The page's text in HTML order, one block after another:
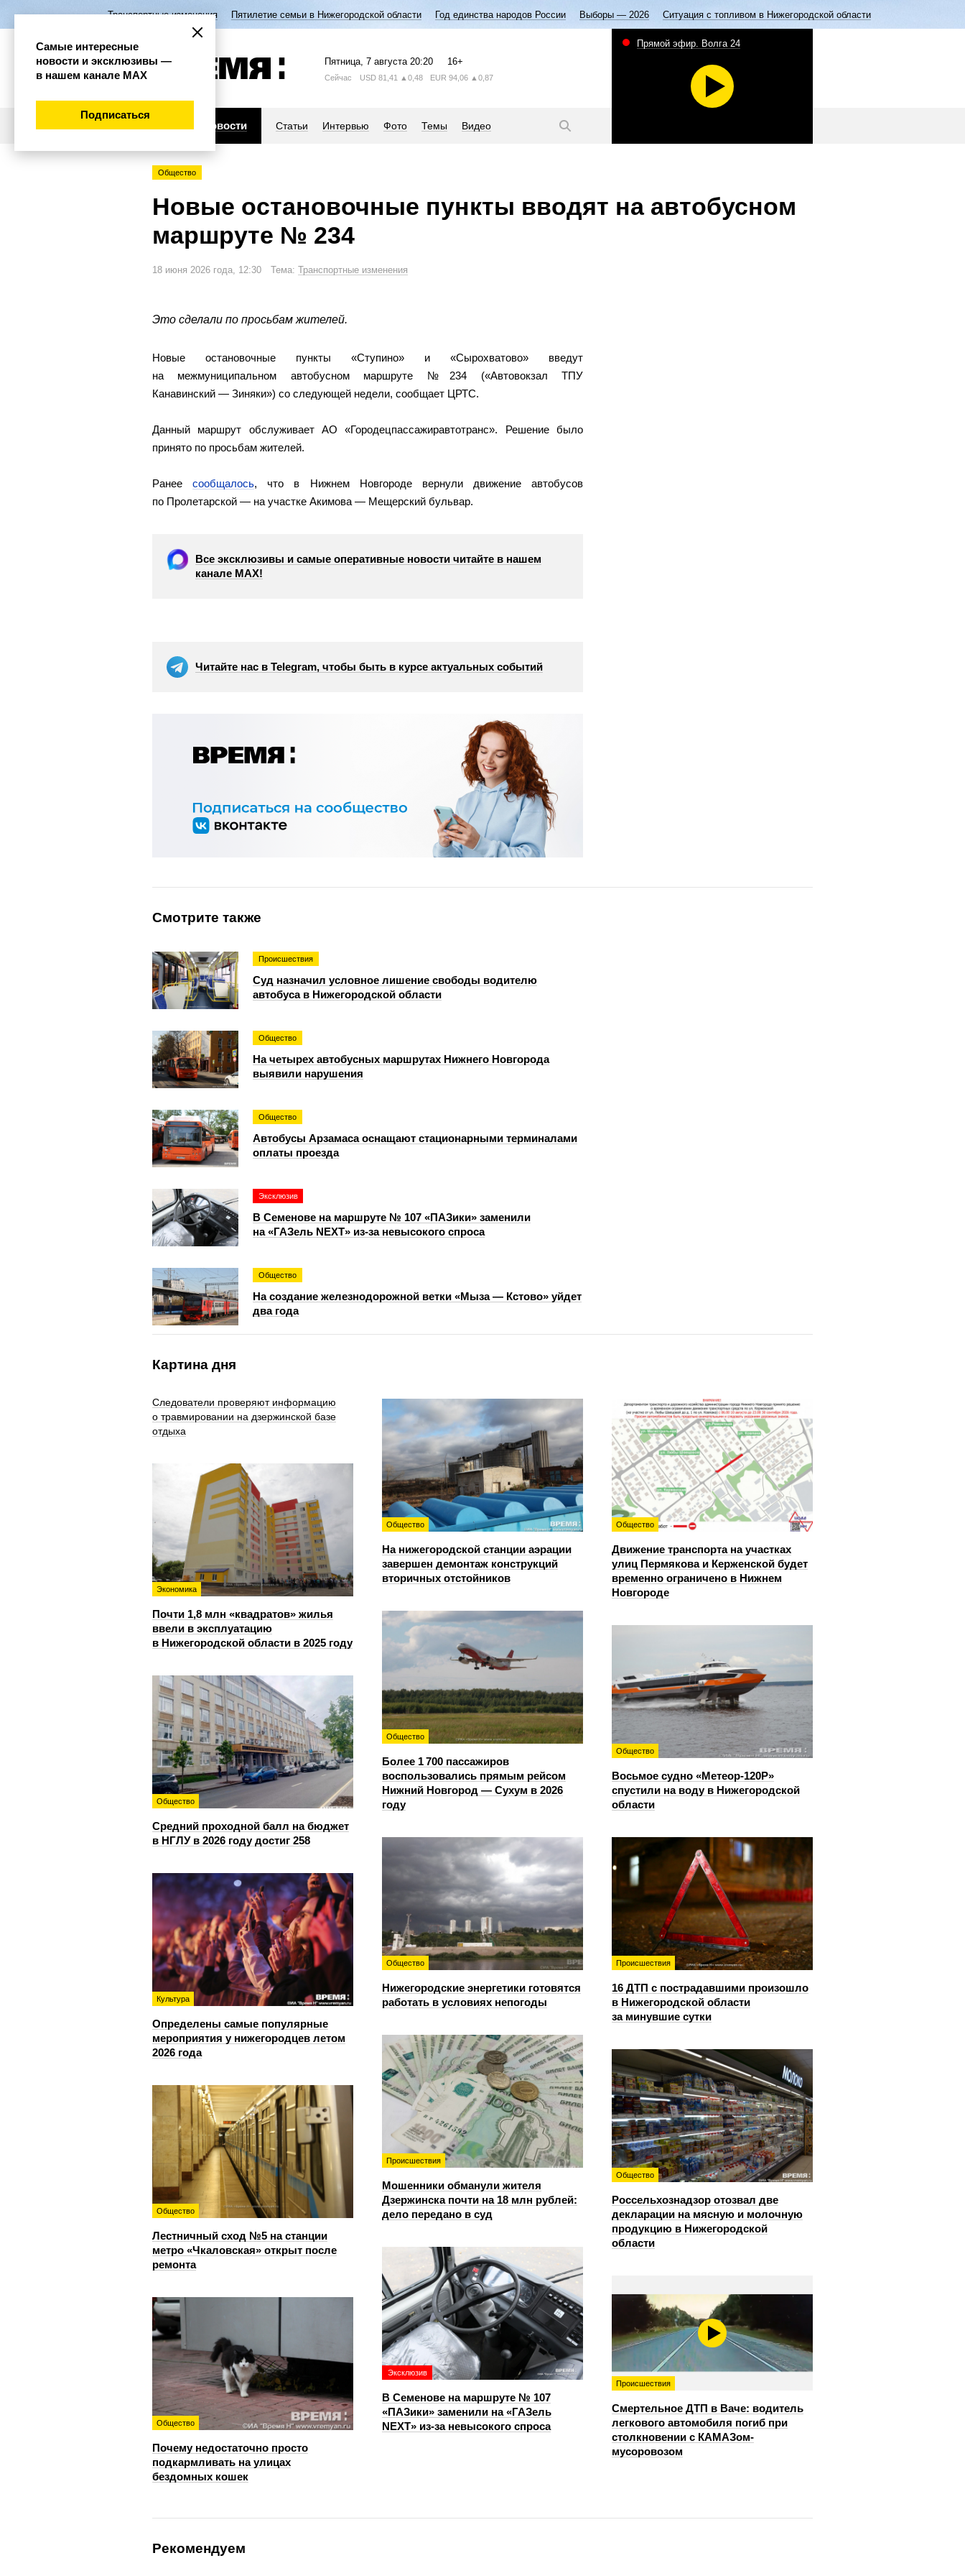
Транспортные изменения Пятилетие семьи в Нижегородской области Год единства народов России Выборы — 2026 Ситуация с топливом в Нижегородской области
Пятница, 7 августа 20:20 16+
Сейчас USD 81,41 ▲0,48 EUR 94,06 ▲0,87
Новости Статьи Интервью Фото Темы Видео
Прямой эфир. Волга 24
Общество
Новые остановочные пункты вводят на автобусном
маршруте № 234
18 июня 2026 года, 12:30 Тема: Транспортные изменения
Это сделали по просьбам жителей.
Новые остановочные пункты «Ступино» и «Сырохватово» введут
на межмуниципальном автобусном маршруте №234 («Автовокзал ТПУ
Канавинский — Зиняки») со следующей недели, сообщает ЦРТС.
Данный маршрут обслуживает АО «Городецпассажиравтотранс». Решение было
принято по просьбам жителей.
Ранеесообщалось, что в Нижнем Новгороде вернули движение автобусов
по Пролетарской — на участке Акимова — Мещерский бульвар.
Все эксклюзивы и самые оперативные новости читайте в нашем
канале МАХ!
Читайте нас в Telegram, чтобы быть в курсе актуальных событий
Смотрите также
Происшествия
Суд назначил условное лишение свободы водителю
автобуса в Нижегородской области
Общество
На четырех автобусных маршрутах Нижнего Новгорода
выявили нарушения
Общество
Автобусы Арзамаса оснащают стационарными терминалами
оплаты проезда
Эксклюзив
В Семенове на маршруте № 107 «ПАЗики» заменили
на «ГАЗель NEXT» из‑за невысокого спроса
Общество
На создание железнодорожной ветки «Мыза — Кстово» уйдет
два года
Картина дня
Следователи проверяют информацию
о травмировании на дзержинской базе
отдыха
Общество
На нижегородской станции аэрации
завершен демонтаж конструкций
вторичных отстойников
Общество
Движение транспорта на участках
улиц Пермякова и Керженской будет
временно ограничено в Нижнем
Новгороде
Экономика
Почти 1,8 млн «квадратов» жилья
ввели в эксплуатацию
в Нижегородской области в 2025 году
Общество
Более 1 700 пассажиров
воспользовались прямым рейсом
Нижний Новгород — Сухум в 2026
году
Общество
Восьмое судно «Метеор-120Р»
спустили на воду в Нижегородской
области
Общество
Средний проходной балл на бюджет
в НГЛУ в 2026 году достиг 258
Общество
Нижегородские энергетики готовятся
работать в условиях непогоды
Происшествия
16 ДТП с пострадавшими произошло
в Нижегородской области
за минувшие сутки
Культура
Определены самые популярные
мероприятия у нижегородцев летом
2026 года
Происшествия
Мошенники обманули жителя
Дзержинска почти на 18 млн рублей:
дело передано в суд
Общество
Россельхознадзор отозвал две
декларации на мясную и молочную
продукцию в Нижегородской
области
Общество
Лестничный сход №5 на станции
метро «Чкаловская» открыт после
ремонта
Эксклюзив
В Семенове на маршруте № 107
«ПАЗики» заменили на «ГАЗель
NEXT» из‑за невысокого спроса
Происшествия
Смертельное ДТП в Ваче: водитель
легкового автомобиля погиб при
столкновении с КАМАЗом-
мусоровозом
Общество
Почему недостаточно просто
подкармливать на улицах
бездомных кошек
Рекомендуем
Самые интересные
новости и эксклюзивы —
в нашем канале МАХ
Подписаться